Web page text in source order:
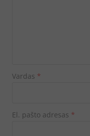
Vardas *
El. pašto adresas *